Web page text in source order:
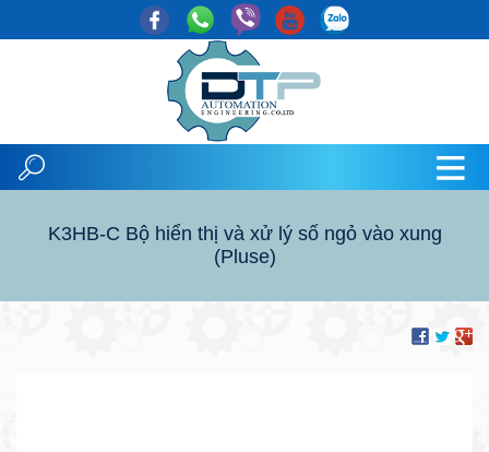
K3HB-C Bộ hiển thị và xử lý số ngỏ vào xung
(Pluse)